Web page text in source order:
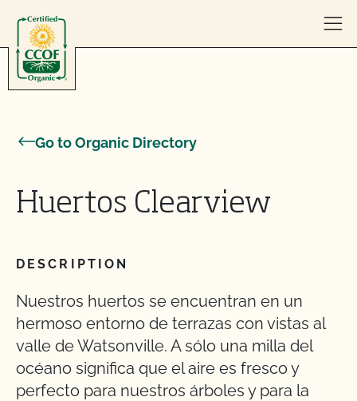
Go to Organic Directory
Huertos Clearview
DESCRIPTION
Nuestros huertos se encuentran en un
hermoso entorno de terrazas con vistas al
valle de Watsonville. A sólo una milla del
océano significa que el aire es fresco y
perfecto para nuestros árboles y para la